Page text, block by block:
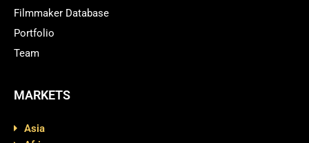
Filmmaker Database
Portfolio
Team
MARKETS
Asia